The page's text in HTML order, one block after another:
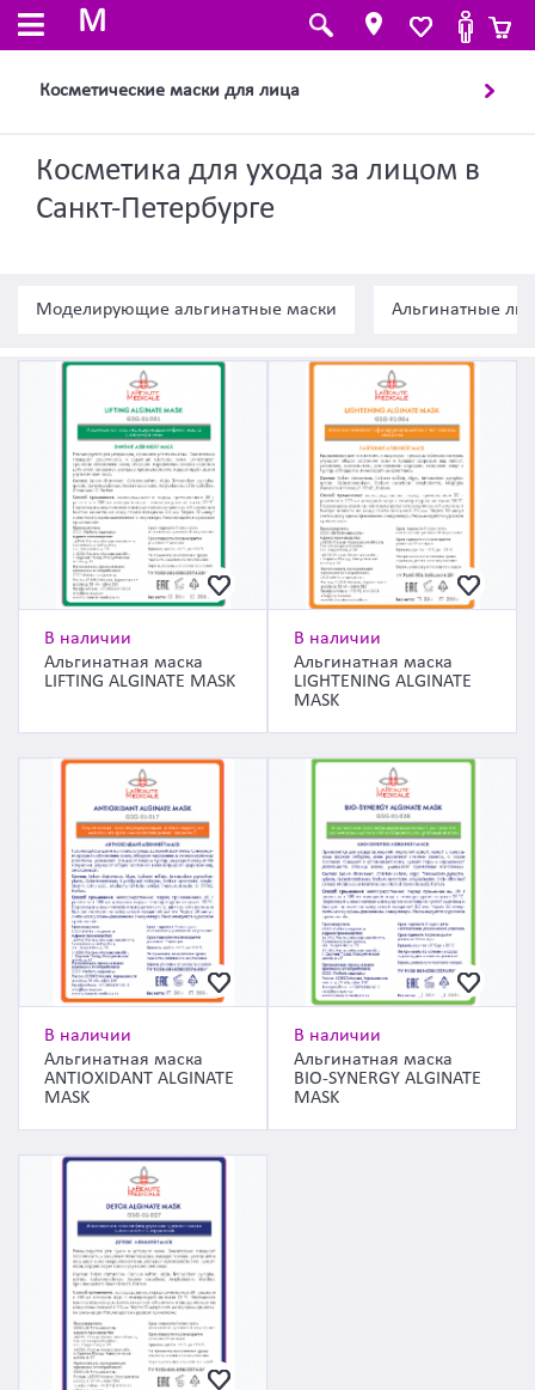
M
Косметические маски для лица
Косметика для ухода за лицом в
Санкт-Петербурге
Моделирующие альгинатные маски Альгинатные
В наличии
Альгинатная маска
LIFTING ALGINATE MASK
В наличии
Альгинатная маска
LIGHTENING ALGINATE
MASK
В наличии
Альгинатная маска
ANTIOXIDANT ALGINATE
MASK
В наличии
Альгинатная маска
BIO-SYNERGY ALGINATE
MASK